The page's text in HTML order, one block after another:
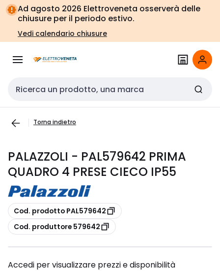
Vai alla
navigazione
Vai
alla
pagina
Ad agosto 2026 Elettroveneta osserverà delle
chiusure per il periodo estivo.
Vedi calendario chiusure
Cerca input
Torna indietro
PALAZZOLI - PAL579642 PRIMA
QUADRO 4 PRESE CIECO IP55
copia
Cod. prodotto PAL579642
copia
Cod. produttore 579642
Accedi per visualizzare prezzi e disponibilità